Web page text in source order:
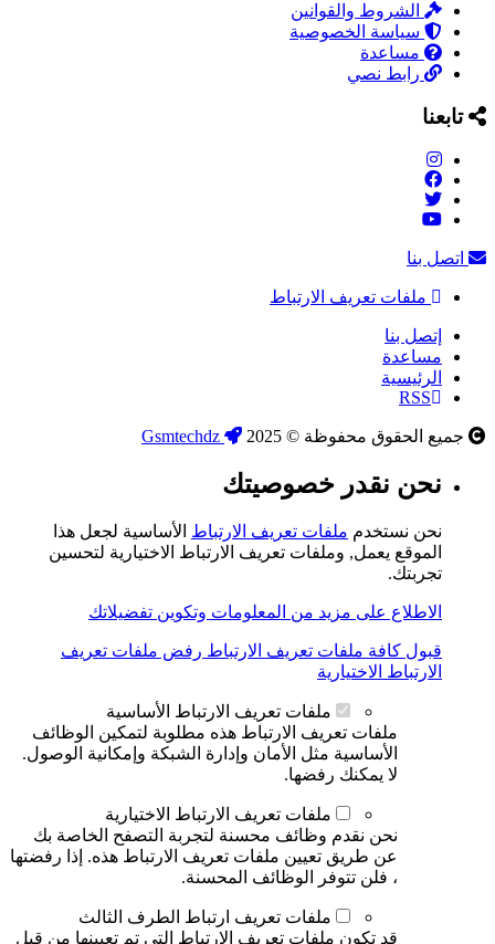
الشروط والقوانين
سياسة الخصوصية
مساعدة
رابط نصي
تابعنا
اتصل بنا
ملفات تعريف الارتباط
إتصل بنا
مساعدة
الرئيسية
RSS
جميع الحقوق محفوظة © 2025
نحن نقدر خصوصيتك
نحن نستخدم ملفات تعريف الارتباط الأساسية لجعل هذا
الموقع يعمل, وملفات تعريف الارتباط الاختيارية لتحسين
تجربتك.
الاطلاع على مزيد من المعلومات وتكوين تفضيلاتك
قبول كافة ملفات تعريف الارتباط رفض ملفات تعريف
الارتباط الاختيارية
ملفات تعريف الارتباط الأساسية
ملفات تعريف الارتباط هذه مطلوبة لتمكين الوظائف
الأساسية مثل الأمان وإدارة الشبكة وإمكانية الوصول.
لا يمكنك رفضها.
ملفات تعريف الارتباط الاختيارية
نحن نقدم وظائف محسنة لتجربة التصفح الخاصة بك
عن طريق تعيين ملفات تعريف الارتباط هذه. إذا رفضتها
، فلن تتوفر الوظائف المحسنة.
ملفات تعريف ارتباط الطرف الثالث
قد تكون ملفات تعريف الارتباط التي تم تعيينها من قبل